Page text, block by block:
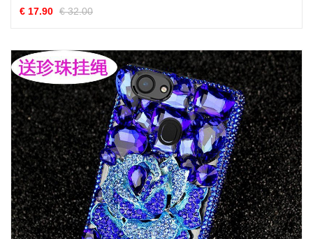
€ 17.90 € 32.00